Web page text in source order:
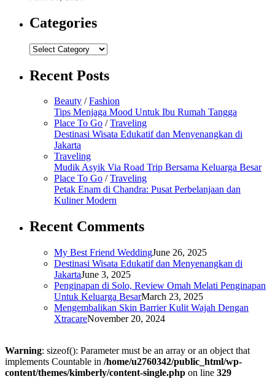
Categories
Categories
Recent Posts
Beauty /Fashion
Tips Menjaga Mood Untuk Ibu Rumah Tangga
Place To Go /Traveling
Destinasi Wisata Edukatif dan Menyenangkan di
Jakarta
Traveling
Mudik Asyik Via Road Trip Bersama Keluarga Besar
Place To Go /Traveling
Petak Enam di Chandra: Pusat Perbelanjaan dan
Kuliner Modern
Recent Comments
My Best Friend WeddingJune 26, 2025
Destinasi Wisata Edukatif dan Menyenangkan di
JakartaJune 3, 2025
Penginapan di Solo, Review Omah Melati Penginapan
Untuk Keluarga BesarMarch 23, 2025
Mengembalikan Skin Barrier Kulit Wajah Dengan
XtracareNovember 20, 2024
Warning: sizeof(): Parameter must be an array or an object that
implements Countable in /home/u2760342/public_html/wp-
content/themes/kimberly/content-single.php on line 329